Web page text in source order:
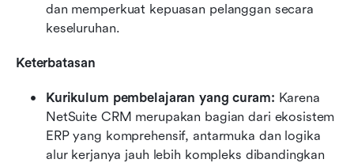
dan memperkuat kepuasan pelanggan secara
keseluruhan.
Keterbatasan
Kurikulum pembelajaran yang curam: Karena
NetSuite CRM merupakan bagian dari ekosistem
ERP yang komprehensif, antarmuka dan logika
alur kerjanya jauh lebih kompleks dibandingkan